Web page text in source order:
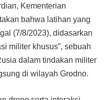
Kementerian
bahwa latihan yang
(7/8/2023), didasarkan
militer khusus”, sebuah
dalam tindakan militer
di wilayah Grodno.